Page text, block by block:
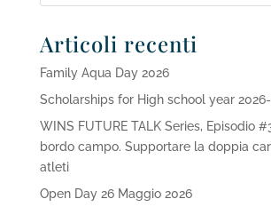
Articoli recenti
Family Aqua Day 2026
Scholarships for High school year
WINS FUTURE TALK Series, Episodio
bordo campo. Supportare la doppia
atleti
Open Day 26 Maggio 2026